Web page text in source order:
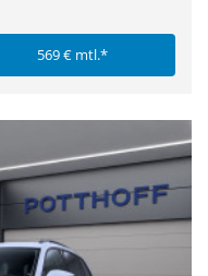
569 € mtl.*